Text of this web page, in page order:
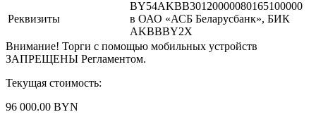
Реквизиты
BY54AKBB30120000080165100000
в ОАО «АСБ Беларусбанк», БИК
AKBBBY2X
Внимание! Торги с помощью мобильных устройств
ЗАПРЕЩЕНЫ Регламентом.
Текущая стоимость:
96 000.00 BYN